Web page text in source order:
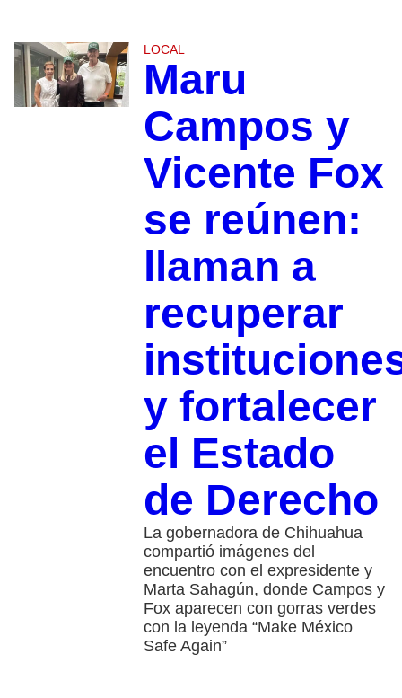
LOCAL
Maru
Campos y
Vicente Fox
se reúnen:
llaman a
recuperar
y fortalecer
el Estado
de Derecho
La gobernadora de Chihuahua
compartió imágenes del
encuentro con el expresidente y
Marta Sahagún, donde Campos y
Fox aparecen con gorras verdes
con la leyenda “Make México
Safe Again”